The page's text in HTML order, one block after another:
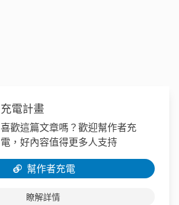
充電計畫
喜歡這篇文章嗎？歡迎幫作者充
電，好內容值得更多人支持
幫作者充電
瞭解詳情